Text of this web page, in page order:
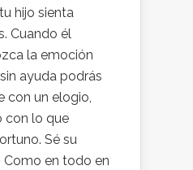
hijo sienta
Cuando él
la emoción
ayuda podrás
con un elogio,
con lo que
Sé su
en todo en